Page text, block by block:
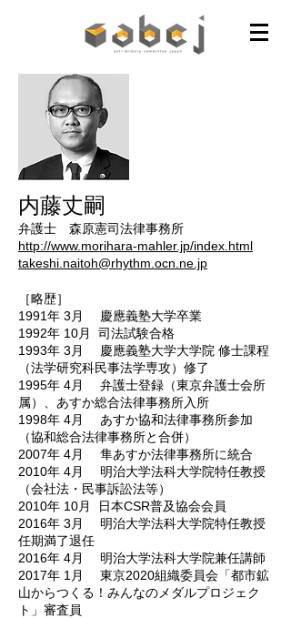
内藤丈嗣
弁護士 森原憲司法律事務所
http://www.morihara-mahler.jp/index.html
takeshi.naitoh@rhythm.ocn.ne.jp
［略歴］
1991年 3月 慶應義塾大学卒業
1992年 10月 司法試験合格
1993年 3月 慶應義塾大学大学院 修士課程
（法学研究科民事法学専攻）修了
1995年 4月 弁護士登録（東京弁護士会所
属）、あすか総合法律事務所入所
1998年 4月 あすか協和法律事務所参加
（協和総合法律事務所と合併）
2007年 4月 隼あすか法律事務所に統合
2010年 4月 明治大学法科大学院特任教授
（会社法・民事訴訟法等）
2010年 10月
日本CSR普及協会会員
2016年 3月 明治大学法科大学院特任教授
任期満了退任
2016年 4月 明治大学法科大学院兼任講師
2017年 1月 東京2020組織委員会「都市鉱
山からつくる！みんなのメダルプロジェク
ト」審査員